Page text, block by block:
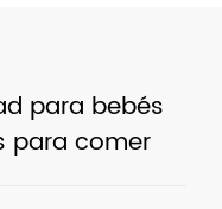
para bebés
para comer